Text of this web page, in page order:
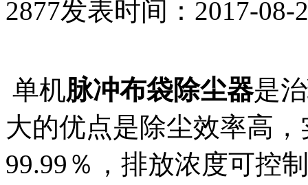
2877发表时间：2017-08-
单机脉冲布袋除尘器是
大的优点是除尘效率高
99.99％，排放浓度可控